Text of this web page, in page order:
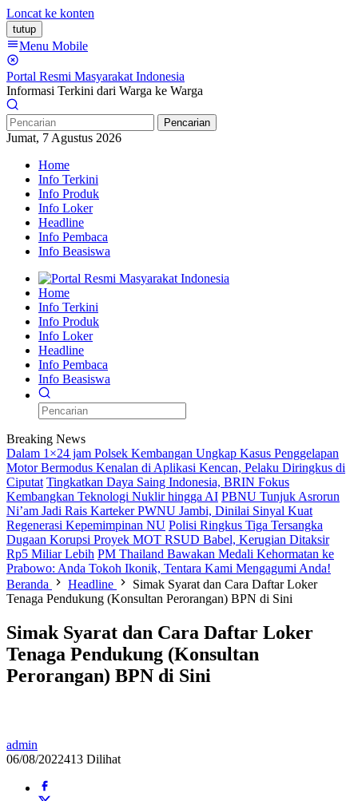
Loncat ke konten
tutup
Menu Mobile
Portal Resmi Masyarakat Indonesia
Informasi Terkini dari Warga ke Warga
Pencarian
Jumat, 7 Agustus 2026
Home
Info Terkini
Info Produk
Info Loker
Headline
Info Pembaca
Info Beasiswa
Home
Info Terkini
Info Produk
Info Loker
Headline
Info Pembaca
Info Beasiswa
Breaking News
Dalam 1×24 jam Polsek Kembangan Ungkap Kasus Penggelapan
Motor Bermodus Kenalan di Aplikasi Kencan, Pelaku Diringkus di
Ciputat Tingkatkan Daya Saing Indonesia, BRIN Fokus
Kembangkan Teknologi Nuklir hingga AI PBNU Tunjuk Asrorun
Ni’am Jadi Rais Karteker PWNU Jambi, Dinilai Sinyal Kuat
Regenerasi Kepemimpinan NU Polisi Ringkus Tiga Tersangka
Dugaan Korupsi Proyek MOT RSUD Babel, Kerugian Ditaksir
Rp5 Miliar Lebih PM Thailand Bawakan Medali Kehormatan ke
Prabowo: Anda Tokoh Ikonik, Tentara Kami Mengagumi Anda!
Beranda
Headline
Simak Syarat dan Cara Daftar Loker
Tenaga Pendukung (Konsultan Perorangan) BPN di Sini
Simak Syarat dan Cara Daftar Loker
Tenaga Pendukung (Konsultan
Perorangan) BPN di Sini
admin
06/08/2022413 Dilihat